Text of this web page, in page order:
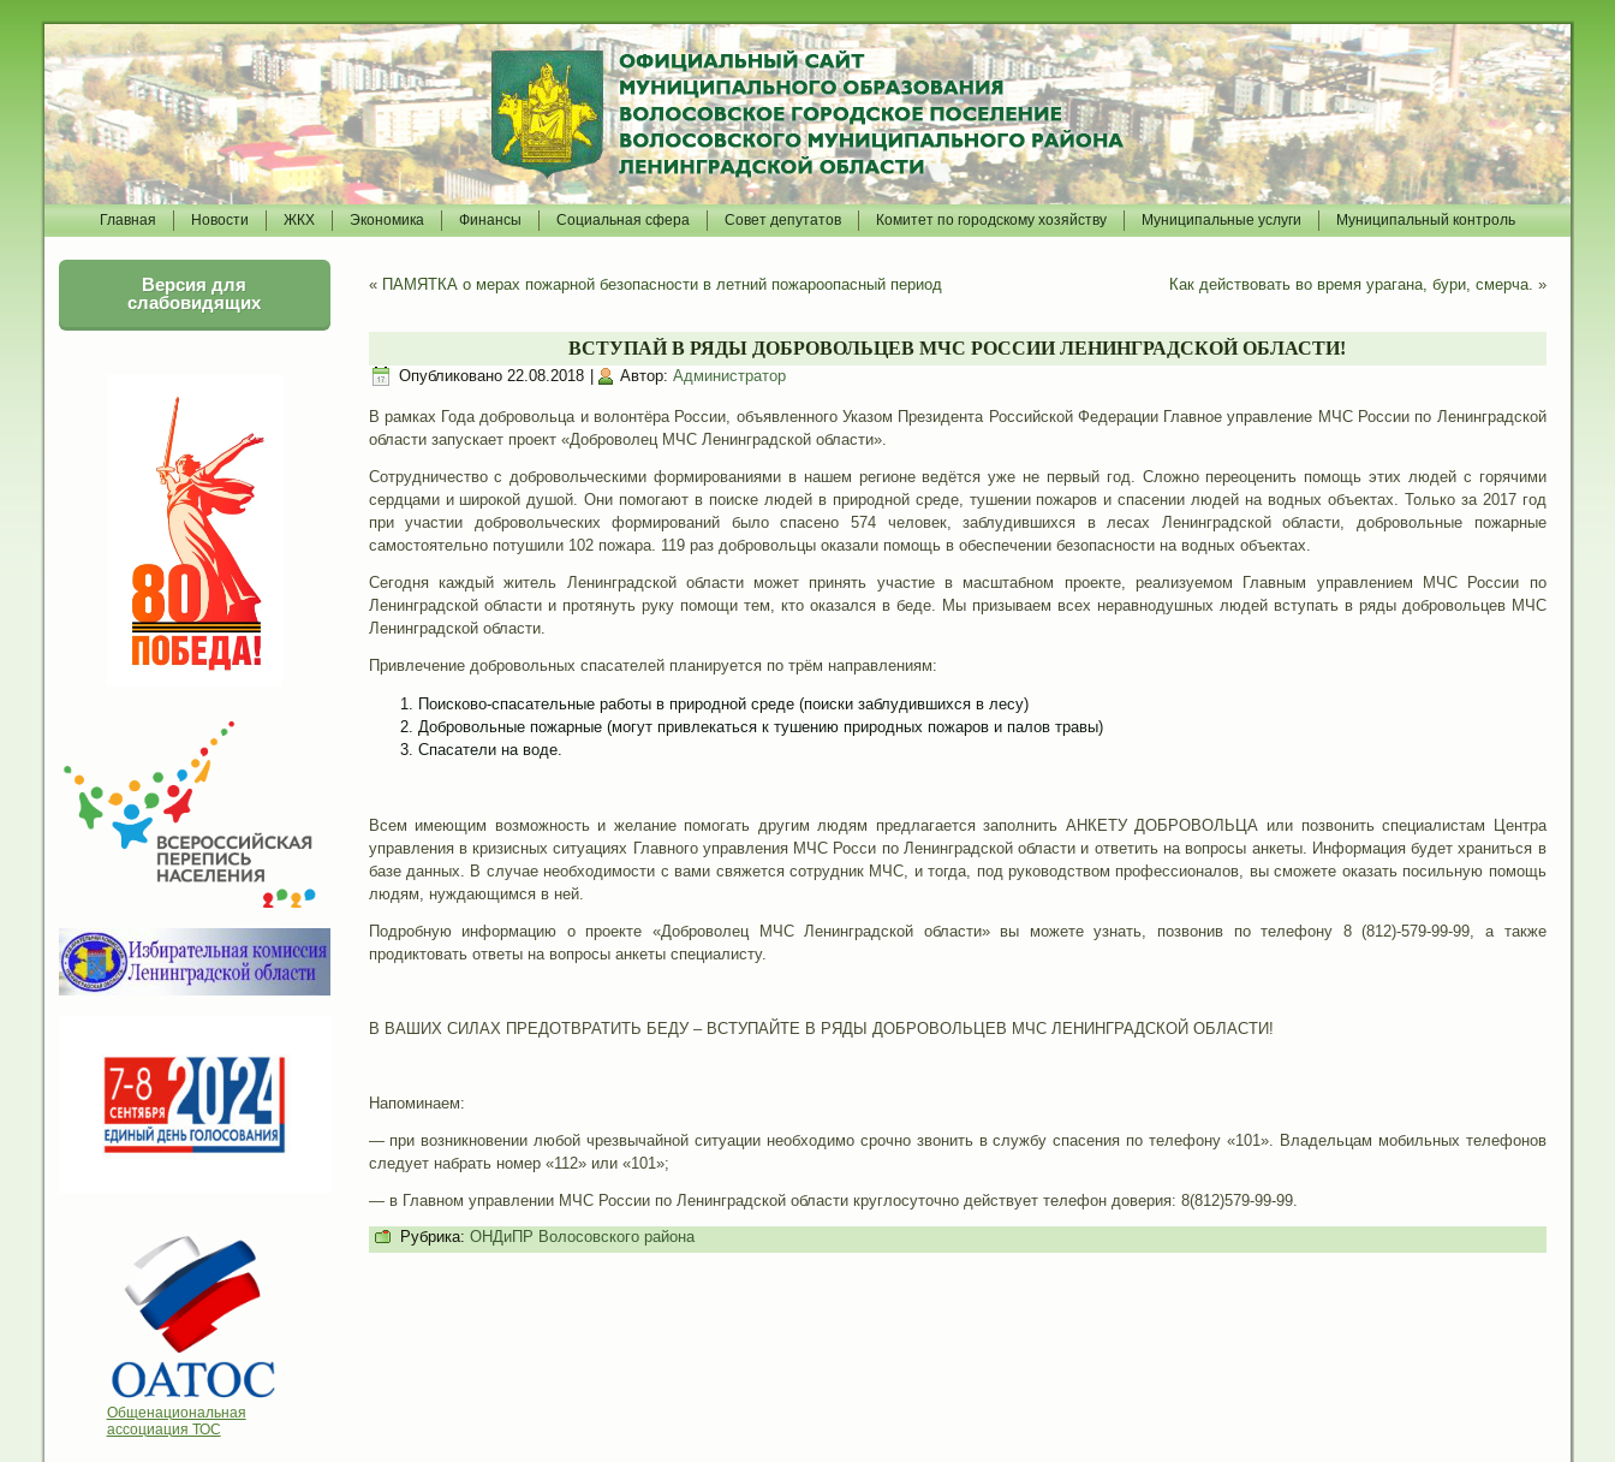
Главная Новости ЖКХ Экономика Финансы Социальная сфера Совет депутатов Комитет по городскому хозяйству Муниципальные услуги Муниципальный контроль
Версия для
слабовидящих
Общенациональная
ассоциация ТОС
« ПАМЯТКА о мерах пожарной безопасности в летний пожароопасный период Как действовать во время урагана, бури, смерча. »
ВСТУПАЙ В РЯДЫ ДОБРОВОЛЬЦЕВ МЧС РОССИИ ЛЕНИНГРАДСКОЙ ОБЛАСТИ!
Опубликовано 22.08.2018 Автор: Администратор
В рамках Года добровольца и волонтёра России, объявленного Указом Президента Российской Федерации Главное управление МЧС России по Ленинградской
области запускает проект «Доброволец МЧС Ленинградской области».
Сотрудничество с добровольческими формированиями в нашем регионе ведётся уже не первый год. Сложно переоценить помощь этих людей с горячими
сердцами и широкой душой. Они помогают в поиске людей в природной среде, тушении пожаров и спасении людей на водных объектах. Только за 2017 год
при участии добровольческих формирований было спасено 574 человек, заблудившихся в лесах Ленинградской области, добровольные пожарные
самостоятельно потушили 102 пожара. 119 раз добровольцы оказали помощь в обеспечении безопасности на водных объектах.
Сегодня каждый житель Ленинградской области может принять участие в масштабном проекте, реализуемом Главным управлением МЧС России по
Ленинградской области и протянуть руку помощи тем, кто оказался в беде. Мы призываем всех неравнодушных людей вступать в ряды добровольцев МЧС
Ленинградской области.
Привлечение добровольных спасателей планируется по трём направлениям:
Поисково-спасательные работы в природной среде (поиски заблудившихся в лесу)
Добровольные пожарные (могут привлекаться к тушению природных пожаров и палов травы)
Спасатели на воде.
Всем имеющим возможность и желание помогать другим людям предлагается заполнить АНКЕТУ ДОБРОВОЛЬЦА или позвонить специалистам Центра
управления в кризисных ситуациях Главного управления МЧС Росси по Ленинградской области и ответить на вопросы анкеты. Информация будет храниться в
базе данных. В случае необходимости с вами свяжется сотрудник МЧС, и тогда, под руководством профессионалов, вы сможете оказать посильную помощь
людям, нуждающимся в ней.
Подробную информацию о проекте «Доброволец МЧС Ленинградской области» вы можете узнать, позвонив по телефону 8 (812)-579-99-99, а также
продиктовать ответы на вопросы анкеты специалисту.
В ВАШИХ СИЛАХ ПРЕДОТВРАТИТЬ БЕДУ – ВСТУПАЙТЕ В РЯДЫ ДОБРОВОЛЬЦЕВ МЧС ЛЕНИНГРАДСКОЙ ОБЛАСТИ!
Напоминаем:
— при возникновении любой чрезвычайной ситуации необходимо срочно звонить в службу спасения по телефону «101». Владельцам мобильных телефонов
следует набрать номер «112» или «101»;
— в Главном управлении МЧС России по Ленинградской области круглосуточно действует телефон доверия: 8(812)579-99-99.
Рубрика: ОНДиПР Волосовского района